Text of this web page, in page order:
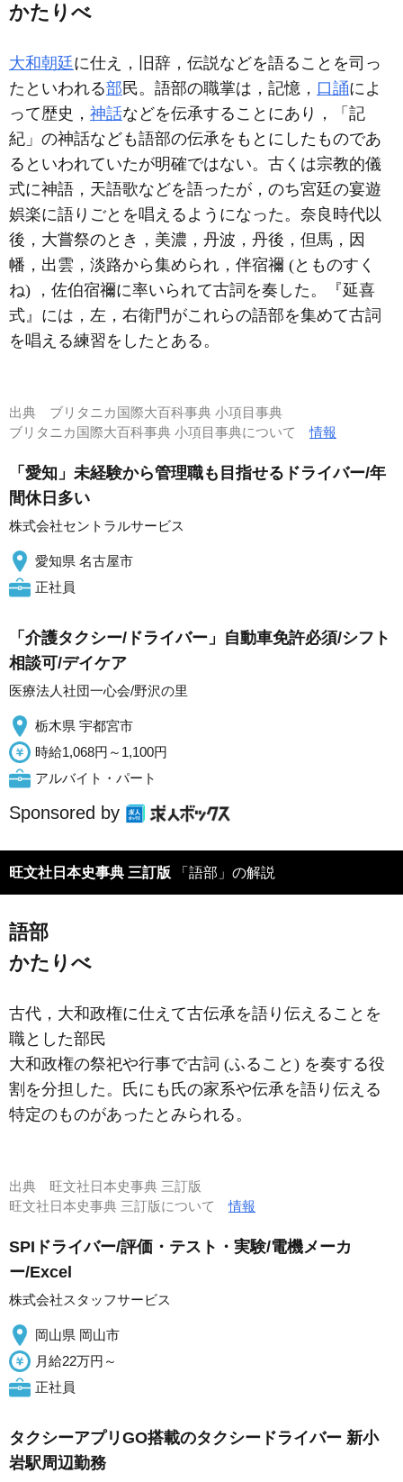
かたりべ
大和朝廷に仕え，旧辞，伝説などを語ることを司っ
たといわれる部民。語部の職掌は，記憶， 口誦によ
って歴史， 神話などを伝承することにあり，「記
紀」の神話なども語部の伝承をもとにしたものであ
るといわれていたが明確ではない。古くは宗教的儀
式に神語，天語歌などを語ったが，のち宮廷の宴遊
娯楽に語りごとを唱えるようになった。奈良時代以
後，大嘗祭のとき，美濃，丹波，丹後，但馬，因
幡，出雲，淡路から集められ，伴宿禰 (とものすく
ね) ，佐伯宿禰に率いられて古詞を奏した。『延喜
式』には，左，右衛門がこれらの語部を集めて古詞
を唱える練習をしたとある。
出典 ブリタニカ国際大百科事典 小項目事典
ブリタニカ国際大百科事典 小項目事典について情報
「愛知」未経験から管理職も目指せるドライバー/年
間休日多い
株式会社セントラルサービス
愛知県 名古屋市
正社員
「介護タクシー/ドライバー」自動車免許必須/シフト
相談可/デイケア
医療法人社団一心会/野沢の里
栃木県 宇都宮市
時給1,068円～1,100円
アルバイト・パート
Sponsored by
旺文社日本史事典 三訂版 「語部」の解説
語部
かたりべ
古代，大和政権に仕えて古伝承を語り伝えることを
職とした部民
大和政権の祭祀や行事で古詞 (ふること) を奏する役
割を分担した。氏にも氏の家系や伝承を語り伝える
特定のものがあったとみられる。
出典 旺文社日本史事典 三訂版
旺文社日本史事典 三訂版について情報
SPIドライバー/評価・テスト・実験/電機メーカ
ー/Excel
株式会社スタッフサービス
岡山県 岡山市
月給22万円～
正社員
タクシーアプリGO搭載のタクシードライバー 新小
岩駅周辺勤務